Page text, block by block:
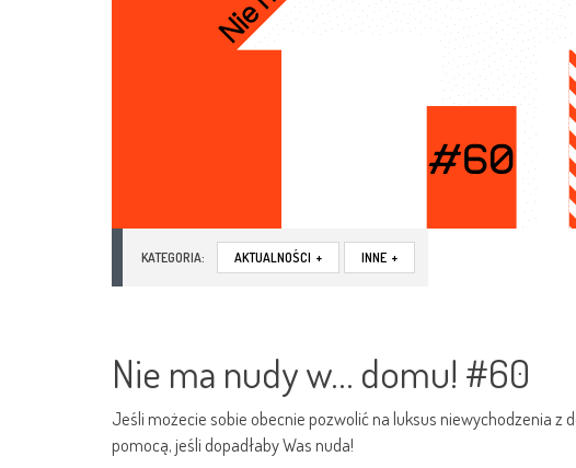
KATEGORIA: AKTUALNOŚCI + INNE +
Nie ma nudy w… domu! #60
Jeśli możecie sobie obecnie pozwolić na luksus niewychodzenia
pomocą, jeśli dopadłaby Was nuda!